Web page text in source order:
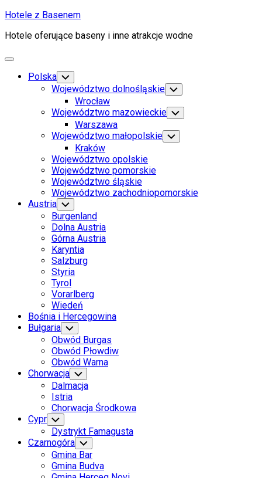
Skip
content
Hotele z Basenem
Hotele oferujące baseny i inne atrakcje wodne
Expand
Polska Toggle
Child
Menu
Województwo dolnośląskie Toggle
Child
Menu
Wrocław
Województwo mazowieckie Toggle
Child
Menu
Warszawa
Województwo małopolskie Toggle
Child
Kraków
Województwo opolskie
Województwo pomorskie
Województwo śląskie
Województwo zachodniopomorskie
Austria Toggle
Child
Menu
Burgenland
Dolna Austria
Górna Austria
Karyntia
Salzburg
Styria
Tyrol
Vorarlberg
Wiedeń
Bośnia i Hercegowina
Bułgaria Toggle
Child
Menu
Obwód Burgas
Obwód Płowdiw
Obwód Warna
Chorwacja Toggle
Child
Menu
Dalmacja
Istria
Chorwacja Środkowa
Cypr Toggle
Child
Menu
Dystrykt Famagusta
Czarnogóra Toggle
Child
Menu
Gmina Bar
Gmina Budva